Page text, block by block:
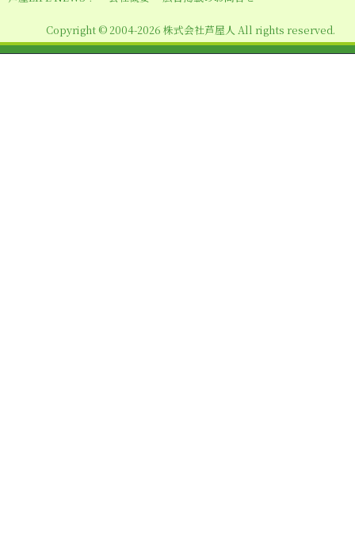
Copyright © 2004-2026 株式会社芦屋人 All rights reserved.